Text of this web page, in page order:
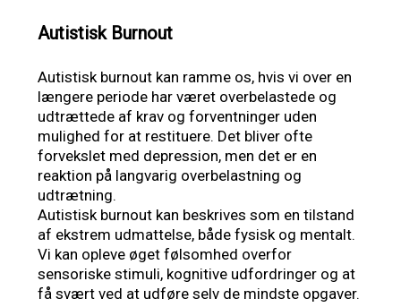
Autistisk Burnout
Autistisk burnout kan ramme os, hvis vi over en
længere periode har været overbelastede og
udtrættede af krav og forventninger uden
mulighed for at restituere. Det bliver ofte
forvekslet med depression, men det er en
reaktion på langvarig overbelastning og
udtrætning.
Autistisk burnout kan beskrives som en tilstand
af ekstrem udmattelse, både fysisk og mentalt.
Vi kan opleve øget følsomhed overfor
sensoriske stimuli, kognitive udfordringer og at
få svært ved at udføre selv de mindste opgaver.